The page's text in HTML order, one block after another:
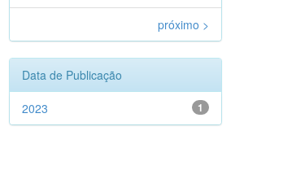
próximo >
Data de Publicação
1
2023